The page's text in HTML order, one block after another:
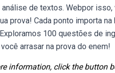
de textos. Webpor
prova! Cada ponto importa
100 questões de
arrasar na prova do enem!
information, click the button